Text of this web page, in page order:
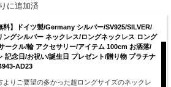
に追加済
料】ドイツ製/Germany シルバー/SV925/SILVER/
ングシルバー ネックレス/ロングネックレス ロング
ークル/輪 アクセサリー/アイテム 100cm お洒落/
記念日/お祝い/誕生日 プレゼント/贈り物 プラチナ
AD23
よりご要望の多かった超ロングサイズのネックレ